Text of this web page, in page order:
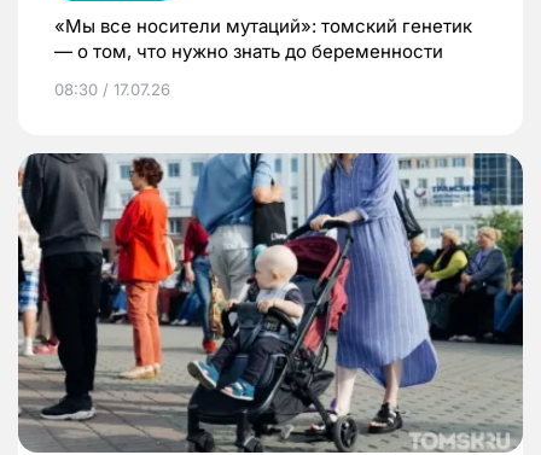
«Мы все носители мутаций»: томский генетик
— о том, что нужно знать до беременности
08:30 / 17.07.26